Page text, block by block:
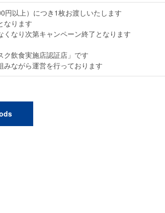
円以上）につき1枚お渡しいたします
なります
なり次第キャンペーン終了となります
ク飲食実施店認証店」です
ながら運営を行っております